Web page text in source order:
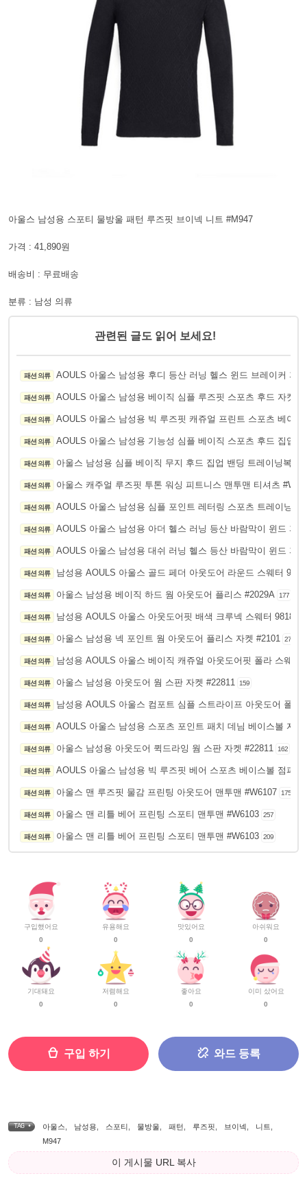
아울스 남성용 스포티 물방울 패턴 루즈핏 브이넥 니트 #M947
가격 : 41,890원
배송비 : 무료배송
분류 : 남성 의류
관련된 글도 읽어 보세요!
패션 의류 AOULS 아울스 남성용 후디 등산 러닝 헬스 윈드 브레이커 자
패션 의류 AOULS 아울스 남성용 베이직 심플 루즈핏 스포츠 후드 자켓
패션 의류 AOULS 아울스 남성용 빅 루즈핏 캐쥬얼 프린트 스포츠 베이스
패션 의류 AOULS 아울스 남성용 기능성 심플 베이직 스포츠 후드 집업
패션 의류 아울스 남성용 심플 베이직 무지 후드 집업 밴딩 트레이닝복 상
패션 의류 아울스 캐주얼 루즈핏 투톤 워싱 피트니스 맨투맨 티셔츠
패션 의류 AOULS 아울스 남성용 심플 포인트 레터링 스포츠 트레이닝 세
패션 의류 AOULS 아울스 남성용 아더 헬스 러닝 등산 바람막이 윈드 자
패션 의류 AOULS 아울스 남성용 대쉬 러닝 헬스 등산 바람막이 윈드 자
패션 의류 남성용 AOULS 아울스 골드 페더 아웃도어 라운드 스웨터 9826
패션 의류 아울스 남성용 베이직 하드 웜 아웃도어 플리스 #2029A 177
패션 의류 남성용 AOULS 아울스 아웃도어핏 배색 크루넥 스웨터 9818
패션 의류 아울스 남성용 넥 포인트 웜 아웃도어 플리스 자켓 #2101 271
패션 의류 남성용 AOULS 아울스 베이직 캐쥬얼 아웃도어핏 폴라 스웨터
패션 의류 아울스 남성용 아웃도어 웜 스판 자켓 #22811 159
패션 의류 남성용 AOULS 아울스 컴포트 심플 스트라이프 아웃도어 폴라
패션 의류 AOULS 아울스 남성용 스포츠 포인트 패치 데님 베이스볼 자켓
패션 의류 아울스 남성용 아웃도어 퀵드라잉 웜 스판 자켓 #22811 162
패션 의류 AOULS 아울스 남성용 빅 루즈핏 베어 스포츠 베이스볼 점퍼
패션 의류 아울스 맨 루즈핏 물감 프린팅 아웃도어 맨투맨 #W6107 175
패션 의류 아울스 맨 리틀 베어 프린팅 스포티 맨투맨 #W6103 257
패션 의류 아울스 맨 리틀 베어 프린팅 스포티 맨투맨 #W6103 209
구입했어요
0
기대돼요
0
유용해요
0
저렴해요
0
맛있어요
0
좋아요
0
아쉬워요
0
이미 샀어요
0
구입 하기 와드 등록
TAG • 아울스 남성용 스포티 물방울 패턴 루즈핏 브이넥 니트
M947
이 게시물 URL 복사